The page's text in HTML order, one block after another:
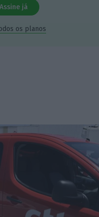
Assine já
os planos